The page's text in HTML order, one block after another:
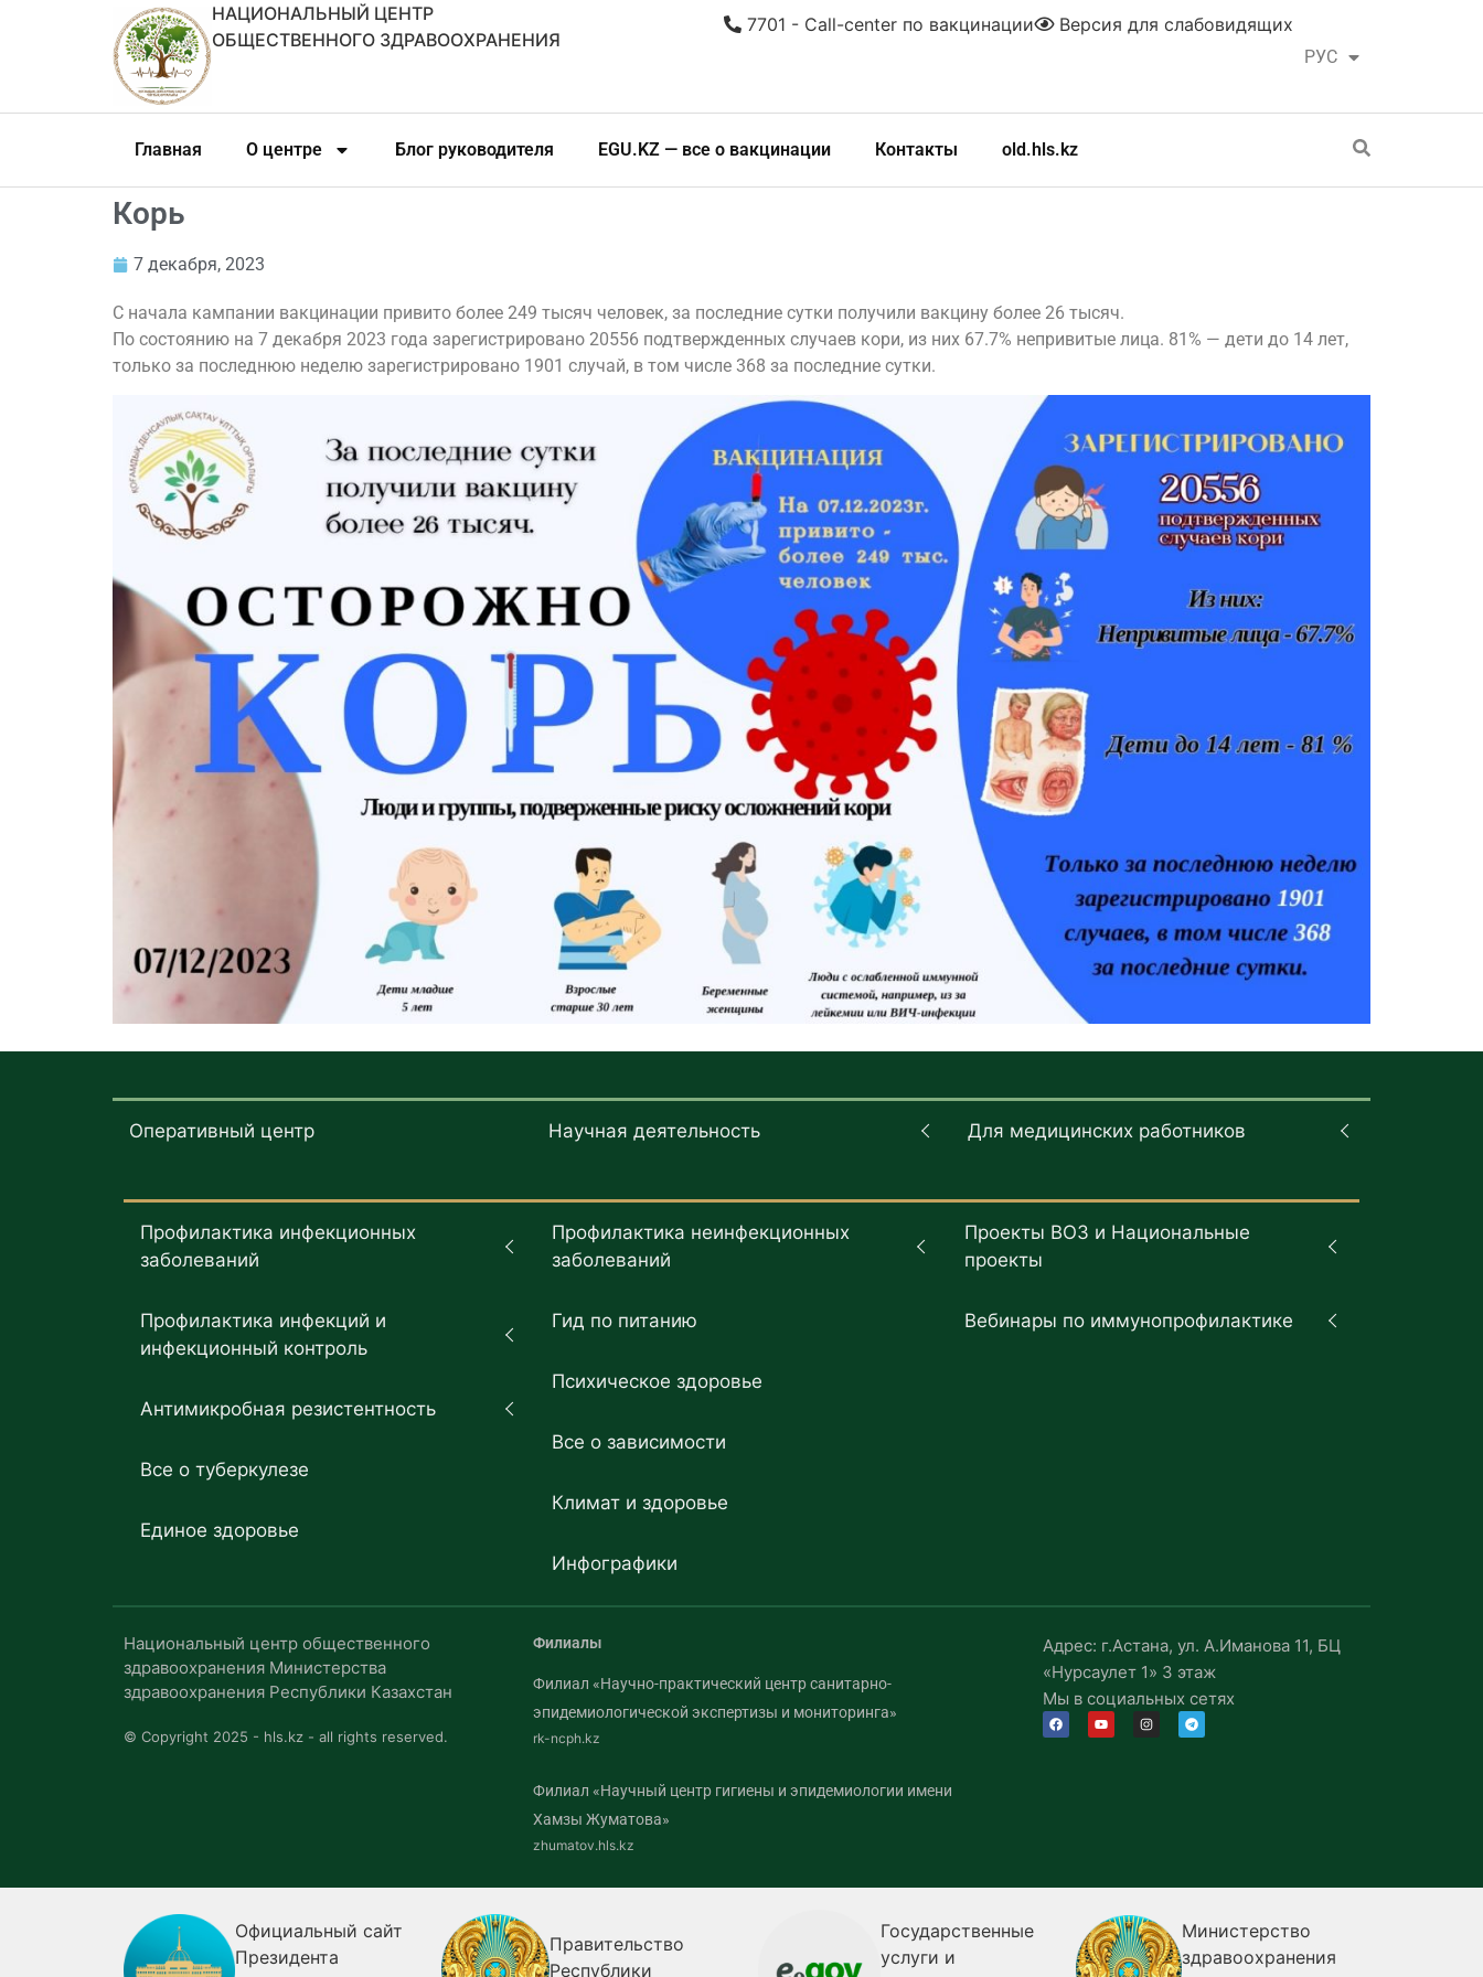
НАЦИОНАЛЬНЫЙ ЦЕНТР
ОБЩЕСТВЕННОГО ЗДРАВООХРАНЕНИЯ
РУС
ҚАЗ
Версия для слабовидящих
7701 - Call-center по вакцинации
Главная О центре Блог руководителя EGU.KZ — все о вакцинации Контакты old.hls.kz
Корь
7 декабря, 2023
С начала кампании вакцинации привито более 249 тысяч человек, за последние сутки получили вакцину более 26 тысяч.
По состоянию на 7 декабря 2023 года зарегистрировано 20556 подтвержденных случаев кори, из них 67.7% непривитые лица. 81% — дети до 14 лет,
только за последнюю неделю зарегистрировано 1901 случай, в том числе 368 за последние сутки.
Оперативный центр Научная деятельность Для медицинских работников
Профилактика инфекционных
заболеваний
Профилактика инфекций и
инфекционный контроль
Антимикробная резистентность
Все о туберкулезе
Единое здоровье
Профилактика неинфекционных
заболеваний
Гид по питанию
Психическое здоровье
Все о зависимости
Климат и здоровье
Инфографики
Проекты ВОЗ и Национальные
проекты
Вебинары по иммунопрофилактике
Национальный центр общественного
здравоохранения Министерства
здравоохранения Республики Казахстан
© Copyright 2025 - hls.kz - all rights reserved.
Филиалы
Филиал «Научно-практический центр санитарно-
эпидемиологической экспертизы и мониторинга»
rk-ncph.kz
Филиал «Научный центр гигиены и эпидемиологии имени
Хамзы Жуматова»
zhumatov.hls.kz
Адрес: г.Астана, ул. А.Иманова 11, БЦ
«Нурсаулет 1» 3 этаж
Мы в социальных сетях
Официальный сайт
Президента
Правительство
Республики
Государственные
услуги и
Министерство
здравоохранения